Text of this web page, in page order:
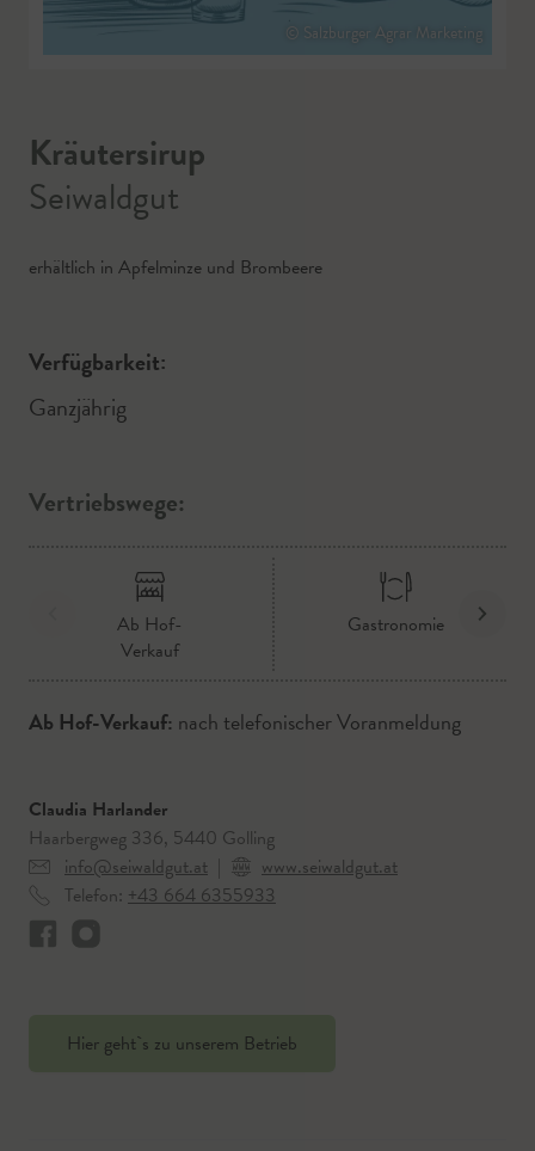
© Salzburger Agrar Marketing
Kräutersirup
Seiwaldgut
erhältlich in Apfelminze und Brombeere
Verfügbarkeit:
Ganzjährig
Vertriebswege:
Ab Hof-
Verkauf
Gastronomie
Ab Hof-Verkauf: nach telefonischer Voranmeldung
Claudia Harlander
Haarbergweg 336, 5440 Golling
info@seiwaldgut.at |
www.seiwaldgut.at
Telefon: +43 664 6355933
Hier geht`s zu unserem Betrieb